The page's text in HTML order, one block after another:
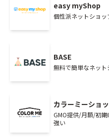
easy myShop
個性派ネットショ
BASE
無料で簡単なネッ
カラーミーショ
GMO提供/月額/初
強い